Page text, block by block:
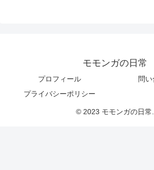
モモンガの日常
プロフィール
問
プライバシーポリシー
© 2023 モモンガの日常.